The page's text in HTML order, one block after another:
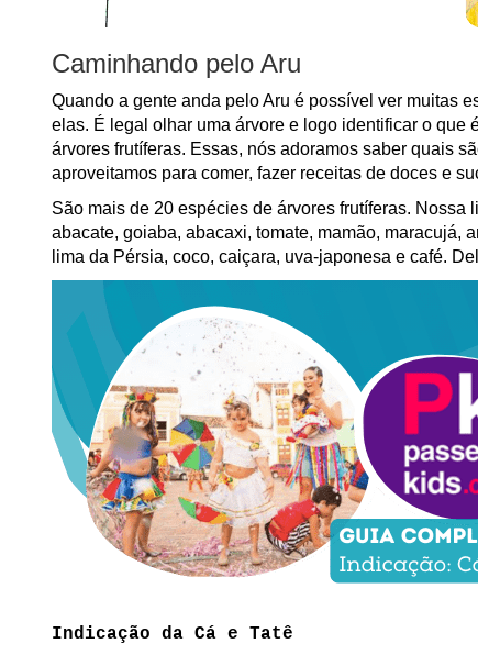
Caminhando pelo Aru
Quando a gente anda pelo Aru é possível ver muitas
elas. É legal olhar uma árvore e logo identificar o que
árvores frutíferas. Essas, nós adoramos saber quais
aproveitamos para comer, fazer receitas de doces e
São mais de 20 espécies de árvores frutíferas.
abacate, goiaba, abacaxi, tomate, mamão, maracujá,
lima da Pérsia, coco, caiçara, uva-japonesa e café.
Indicação da Cá e Tatê